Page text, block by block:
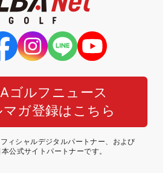
ゴルフニュース
マガ登録はこちら
ィシャルデジタルパートナー、および
本公式サイトパートナーです。